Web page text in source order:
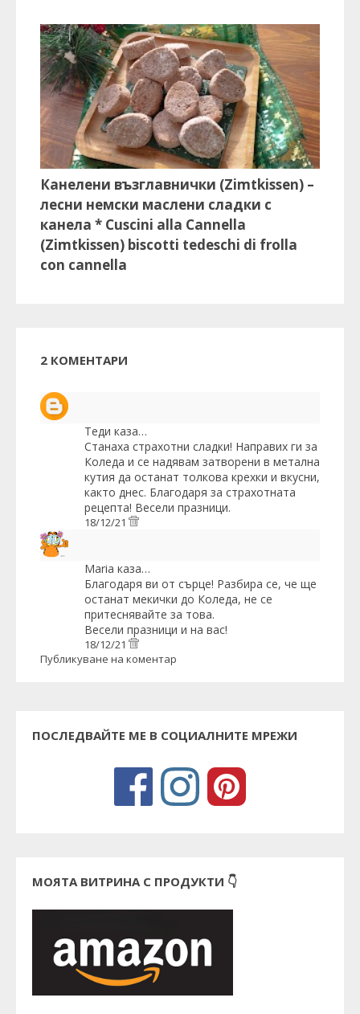
Канелени възглавнички (Zimtkissen) –
лесни немски маслени сладки с
канела * Cuscini alla Cannella
(Zimtkissen) biscotti tedeschi di frolla
con cannella
2 КОМЕНТАРИ
Теди каза…
Станаха страхотни сладки! Направих ги за
Коледа и се надявам затворени в метална
кутия да останат толкова крехки и вкусни,
както днес. Благодаря за страхотната
рецепта! Весели празници.
18/12/21
Maria каза…
Благодаря ви от сърце! Разбира се, че ще
останат мекички до Коледа, не се
притеснявайте за това.
Весели празници и на вас!
18/12/21
Публикуване на коментар
ПОСЛЕДВАЙТЕ МЕ В СОЦИАЛНИТЕ МРЕЖИ
МОЯТА ВИТРИНА С ПРОДУКТИ 👇